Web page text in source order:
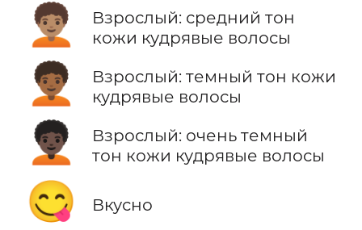
🧑🏽‍🦱
Взрослый: средний тон
кожи кудрявые волосы
🧑🏾‍🦱
Взрослый: темный тон кожи
кудрявые волосы
🧑🏿‍🦱
Взрослый: очень темный
тон кожи кудрявые волосы
😋 Вкусно